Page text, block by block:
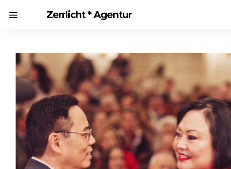
Zerrlicht * Agentur